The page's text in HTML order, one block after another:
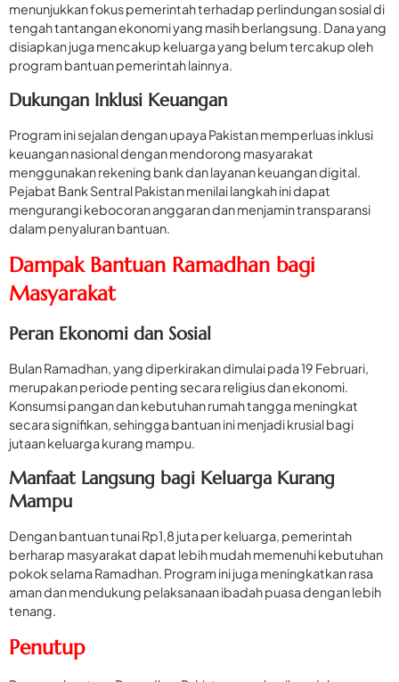
menunjukkan fokus pemerintah terhadap perlindungan sosial di
tengah tantangan ekonomi yang masih berlangsung. Dana yang
disiapkan juga mencakup keluarga yang belum tercakup oleh
program bantuan pemerintah lainnya.
Dukungan Inklusi Keuangan
Program ini sejalan dengan upaya Pakistan memperluas inklusi
keuangan nasional dengan mendorong masyarakat
menggunakan rekening bank dan layanan keuangan digital.
Pejabat Bank Sentral Pakistan menilai langkah ini dapat
mengurangi kebocoran anggaran dan menjamin transparansi
dalam penyaluran bantuan.
Dampak Bantuan Ramadhan bagi
Masyarakat
Peran Ekonomi dan Sosial
Bulan Ramadhan, yang diperkirakan dimulai pada 19 Februari,
merupakan periode penting secara religius dan ekonomi.
Konsumsi pangan dan kebutuhan rumah tangga meningkat
secara signifikan, sehingga bantuan ini menjadi krusial bagi
jutaan keluarga kurang mampu.
Manfaat Langsung bagi Keluarga Kurang
Mampu
Dengan bantuan tunai Rp1,8 juta per keluarga, pemerintah
berharap masyarakat dapat lebih mudah memenuhi kebutuhan
pokok selama Ramadhan. Program ini juga meningkatkan rasa
aman dan mendukung pelaksanaan ibadah puasa dengan lebih
tenang.
Penutup